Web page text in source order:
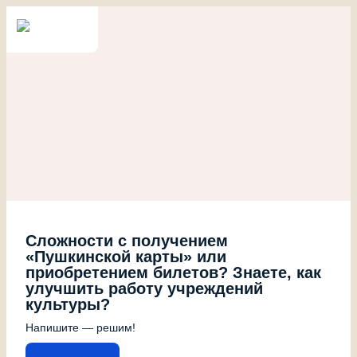
Сложности с получением
«Пушкинской карты» или
приобретением билетов? Знаете, как
улучшить работу учреждений
культуры?
Напишите — решим!